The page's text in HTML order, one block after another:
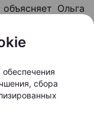
объясняет Ольга
Она
волос
сбора